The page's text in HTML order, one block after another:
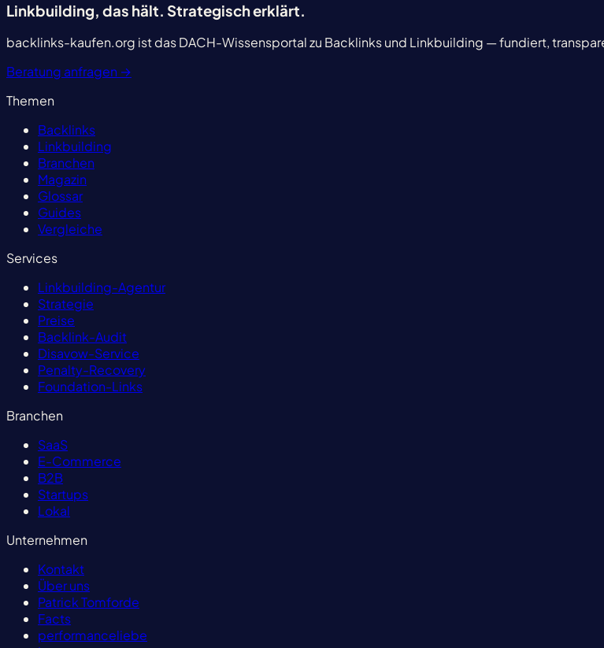
Linkbuilding, das hält. Strategisch erklärt.
backlinks-kaufen.org ist das DACH-Wissensportal zu Backlinks und Linkbuilding — fundiert,
Beratung anfragen →
Themen
Backlinks
Linkbuilding
Branchen
Magazin
Glossar
Guides
Vergleiche
Services
Linkbuilding-Agentur
Strategie
Preise
Backlink-Audit
Disavow-Service
Penalty-Recovery
Foundation-Links
Branchen
SaaS
E-Commerce
B2B
Startups
Lokal
Unternehmen
Kontakt
Über uns
Patrick Tomforde
Facts
performanceliebe